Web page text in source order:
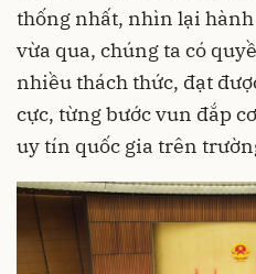
thống nhất, nhìn lại
vừa qua, chúng ta có
nhiều thách thức, đạt
cực, từng bước vun đắp
uy tín quốc gia trên